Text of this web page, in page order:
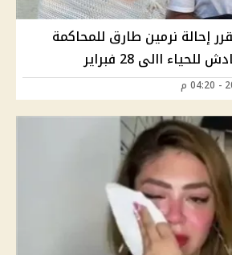
إحالة نرمين طارق للمحاكمة
االى 28 فبراير